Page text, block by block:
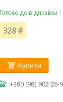
Готово до відправки
328 ₴
Купити
+380 (98) 902-26-